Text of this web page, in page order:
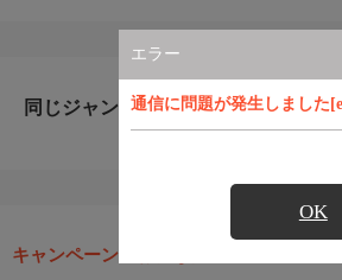
エラー
通信に問題が発生しました
OK
同じジャンルのおすすめ番組
キャンペーン・お得な情報